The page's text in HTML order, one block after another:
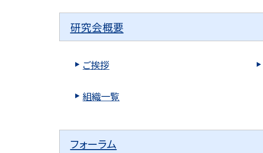
研究会概要
ご挨拶
組織一覧
フォーラム